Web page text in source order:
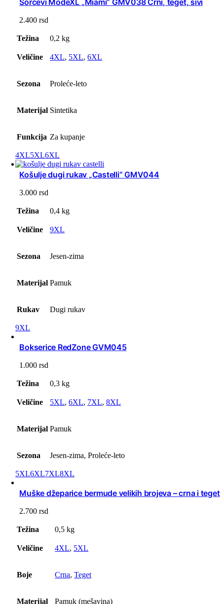
Šorcevi ModeXL „Miami“ GMV038 Crni, teget, sivi
2.400rsd
Težina 0,2 kg
Veličine 4XL, 5XL,6XL
Sezona Proleće-leto
Materijal Sintetika
Funkcija Za kupanje
4XL5XL6XL
Košulje dugi rukav „Castelli“ GMV044
3.000rsd
Težina 0,4 kg
Veličine 9XL
Sezona Jesen-zima
Materijal Pamuk
Rukav Dugi rukav
9XL
Bokserice RedZone GVM045
1.000rsd
Težina 0,3 kg
Veličine 5XL,6XL, 7XL,8XL
Materijal Pamuk
Sezona Jesen-zima, Proleće-leto
5XL6XL7XL8XL
Muške džeparice bermude velikih brojeva – crna i teget
2.700rsd
Težina 0,5 kg
Veličine 4XL, 5XL
Boje Crna,Teget
Materijal Pamuk (mešavina)